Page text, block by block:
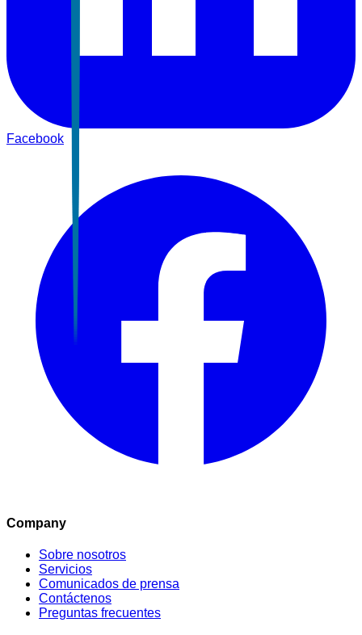
Facebook
Company
Sobre nosotros
Servicios
Comunicados de prensa
Contáctenos
Preguntas frecuentes